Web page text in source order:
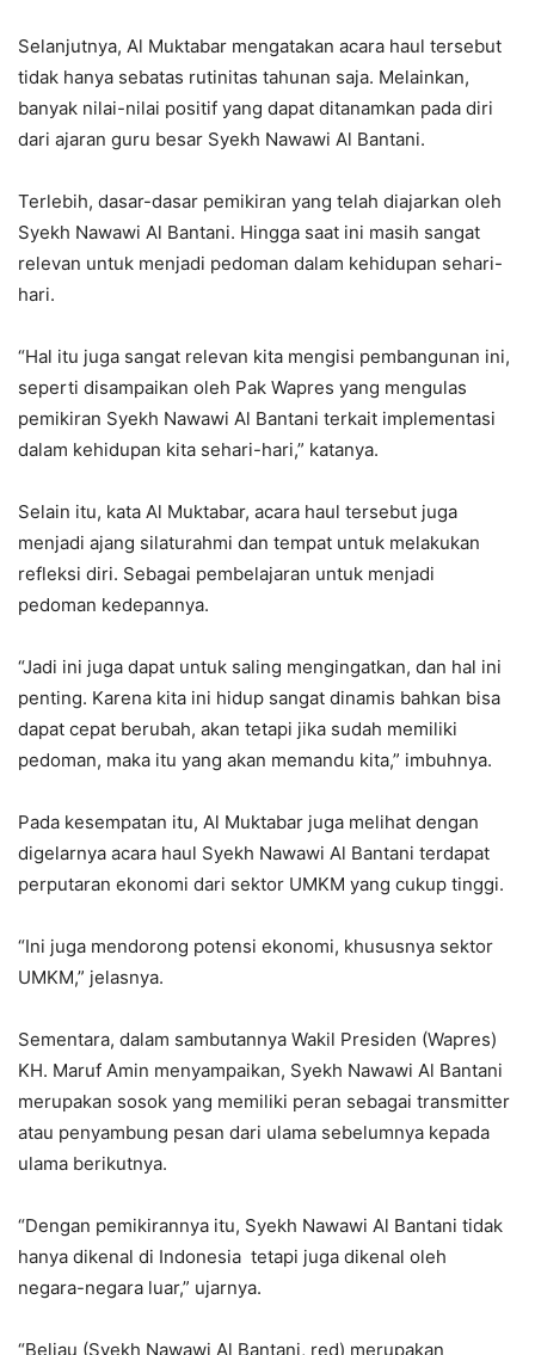
Selanjutnya, Al Muktabar mengatakan acara haul tersebut
tidak hanya sebatas rutinitas tahunan saja. Melainkan,
banyak nilai-nilai positif yang dapat ditanamkan pada diri
dari ajaran guru besar Syekh Nawawi Al Bantani.
Terlebih, dasar-dasar pemikiran yang telah diajarkan oleh
Syekh Nawawi Al Bantani. Hingga saat ini masih sangat
relevan untuk menjadi pedoman dalam kehidupan sehari-
hari.
“Hal itu juga sangat relevan kita mengisi pembangunan ini,
seperti disampaikan oleh Pak Wapres yang mengulas
pemikiran Syekh Nawawi Al Bantani terkait implementasi
dalam kehidupan kita sehari-hari,” katanya.
Selain itu, kata Al Muktabar, acara haul tersebut juga
menjadi ajang silaturahmi dan tempat untuk melakukan
refleksi diri. Sebagai pembelajaran untuk menjadi
pedoman kedepannya.
“Jadi ini juga dapat untuk saling mengingatkan, dan hal ini
penting. Karena kita ini hidup sangat dinamis bahkan bisa
dapat cepat berubah, akan tetapi jika sudah memiliki
pedoman, maka itu yang akan memandu kita,” imbuhnya.
Pada kesempatan itu, Al Muktabar juga melihat dengan
digelarnya acara haul Syekh Nawawi Al Bantani terdapat
perputaran ekonomi dari sektor UMKM yang cukup tinggi.
“Ini juga mendorong potensi ekonomi, khususnya sektor
UMKM,” jelasnya.
Sementara, dalam sambutannya Wakil Presiden (Wapres)
KH. Maruf Amin menyampaikan, Syekh Nawawi Al Bantani
merupakan sosok yang memiliki peran sebagai transmitter
atau penyambung pesan dari ulama sebelumnya kepada
ulama berikutnya.
“Dengan pemikirannya itu, Syekh Nawawi Al Bantani tidak
hanya dikenal di Indonesia tetapi juga dikenal oleh
negara-negara luar,” ujarnya.
“Beliau (Syekh Nawawi Al Bantani, red) merupakan